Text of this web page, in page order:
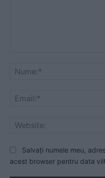
Salvați numele meu,
acest browser pentru data